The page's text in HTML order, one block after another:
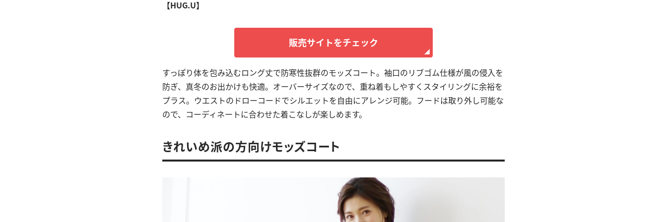
【HUG.U】
販売サイトをチェック
すっぽり体を包み込むロング丈で防寒性抜群のモッズコート。袖口のリブゴム仕様が風の侵入を
防ぎ、真冬のお出かけも快適。オーバーサイズなので、重ね着もしやすくスタイリングに余裕を
プラス。ウエストのドローコードでシルエットを自由にアレンジ可能。フードは取り外し可能な
ので、コーディネートに合わせた着こなしが楽しめます。
きれいめ派の方向けモッズコート